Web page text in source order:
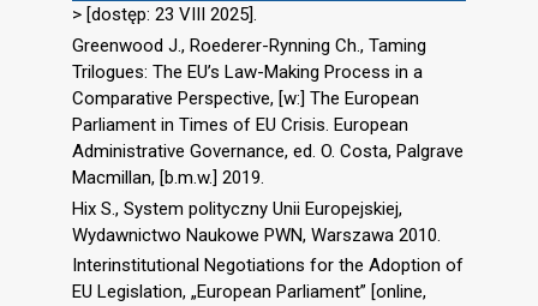
> [dostęp: 23 VIII 2025].
Greenwood J., Roederer-Rynning Ch., Taming
Trilogues: The EU’s Law-Making Process in a
Comparative Perspective, [w:] The European
Parliament in Times of EU Crisis. European
Administrative Governance, ed. O. Costa, Palgrave
Macmillan, [b.m.w.] 2019.
Hix S., System polityczny Unii Europejskiej,
Wydawnictwo Naukowe PWN, Warszawa 2010.
Interinstitutional Negotiations for the Adoption of
EU Legislation, „European Parliament” [online,